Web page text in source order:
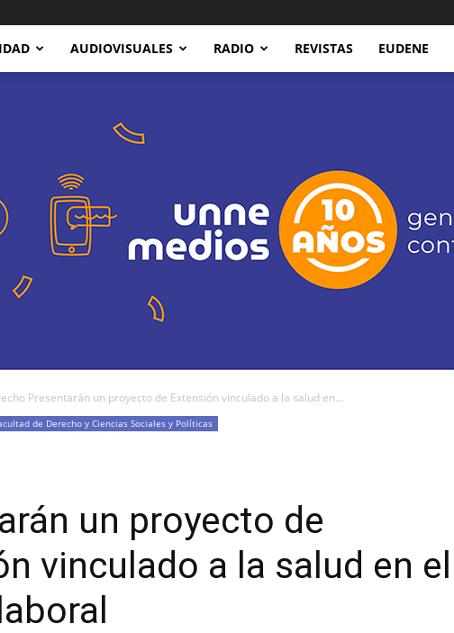
AUDIOVISUALES RADIO REVISTAS EUDENE
Presentarán un proyecto de Extensión vinculado a la salud en...
de Derecho y Ciencias Sociales y Políticas
un proyecto de
vinculado a la salud en el